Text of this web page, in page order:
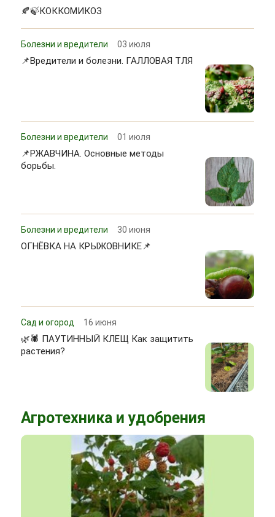
🍂🍃КОККОМИКОЗ
Болезни и вредители 03 июля
📌Вредители и болезни. ГАЛЛОВАЯ ТЛЯ
Болезни и вредители 01 июля
📌РЖАВЧИНА. Основные методы
борьбы.
Болезни и вредители 30 июня
ОГНЁВКА НА КРЫЖОВНИКЕ📌
Сад и огород 16 июня
🌿🕷 ПАУТИННЫЙ КЛЕЩ Как защитить
растения?
Агротехника и удобрения